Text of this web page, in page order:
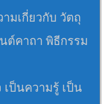
มเกี่ยวกับ วัตถุ
ต์คาถา พิธีกรรม
ป็นความรู้ เป็น